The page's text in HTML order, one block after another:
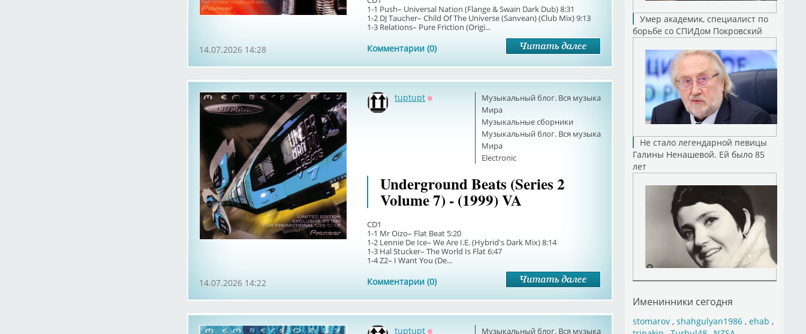
1-1 Push– Universal Nation (Flange & Swain Dark Dub) 8:31
1-2 DJ Taucher– Child Of The Universe (Sanvean) (Club Mix) 9:13
1-3 Relations– Pure Friction (Origi...
Комментарии (0)
14.07.2026 14:28
Музыкальный блог. Вся музыка
Мира
Музыкальные сборники
Музыкальный блог. Вся музыка
Мира
Electronic
tuptupt
Underground Beats (Series 2
Volume 7) - (1999) VA
CD1
1-1 Mr Oizo– Flat Beat 5:20
1-2 Lennie De Ice– We Are I.E. (Hybrid's Dark Mix) 8:14
1-3 Hal Stucker– The World Is Flat 6:47
1-4 Z2– I Want You (De...
Комментарии (0)
14.07.2026 14:22
Музыкальный блог. Вся музыка
tuptupt
Умер академик, специалист по
борьбе со СПИДом Покровский
Не стало легендарной певицы
Галины Ненашевой. Ей было 85
лет
Именинники сегодня
stomarov, shahgulyan1986, ehab ,